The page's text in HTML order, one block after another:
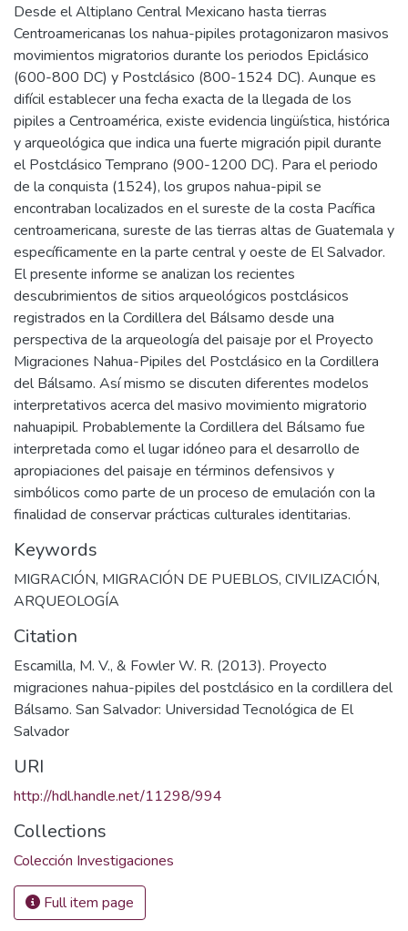
Desde el Altiplano Central Mexicano hasta tierras
Centroamericanas los nahua-pipiles protagonizaron masivos
movimientos migratorios durante los periodos Epiclásico
(600-800 DC) y Postclásico (800-1524 DC). Aunque es
difícil establecer una fecha exacta de la llegada de los
pipiles a Centroamérica, existe evidencia lingüística, histórica
y arqueológica que indica una fuerte migración pipil durante
el Postclásico Temprano (900-1200 DC). Para el periodo
de la conquista (1524), los grupos nahua-pipil se
encontraban localizados en el sureste de la costa Pacífica
centroamericana, sureste de las tierras altas de Guatemala y
específicamente en la parte central y oeste de El Salvador.
El presente informe se analizan los recientes
descubrimientos de sitios arqueológicos postclásicos
registrados en la Cordillera del Bálsamo desde una
perspectiva de la arqueología del paisaje por el Proyecto
Migraciones Nahua-Pipiles del Postclásico en la Cordillera
del Bálsamo. Así mismo se discuten diferentes modelos
interpretativos acerca del masivo movimiento migratorio
nahuapipil. Probablemente la Cordillera del Bálsamo fue
interpretada como el lugar idóneo para el desarrollo de
apropiaciones del paisaje en términos defensivos y
simbólicos como parte de un proceso de emulación con la
finalidad de conservar prácticas culturales identitarias.
Keywords
MIGRACIÓN, MIGRACIÓN DE PUEBLOS, CIVILIZACIÓN,
ARQUEOLOGÍA
Citation
Escamilla, M. V., & Fowler W. R. (2013). Proyecto
migraciones nahua-pipiles del postclásico en la cordillera del
Bálsamo. San Salvador: Universidad Tecnológica de El
Salvador
URI
http://hdl.handle.net/11298/994
Collections
Colección Investigaciones
Full item page